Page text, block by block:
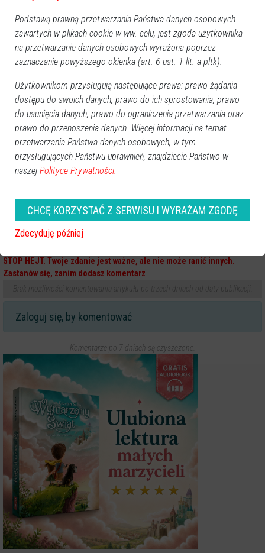
Zobacz również
Wasze opinie
STOP HEJT. Twoje zdanie jest ważne, ale nie może ranić innych.
Zastanów się, zanim dodasz komentarz
Zaloguj się, by komentować
Komentarze po 7 dniach są czyszczone.
Podstawą prawną przetwarzania Państwa danych osobowych
zawartych w plikach cookie w ww. celu, jest zgoda użytkownika
na przetwarzanie danych osobowych wyrażona poprzez
zaznaczanie powyższego okienka (art. 6 ust. 1 lit. a pltk).
Użytkownikom przysługują następujące prawa: prawo żądania
dostępu do swoich danych, prawo do ich sprostowania, prawo
do usunięcia danych, prawo do ograniczenia przetwarzania oraz
prawo do przenoszenia danych. Więcej informacji na temat
przetwarzania Państwa danych osobowych, w tym
przysługujących Państwu uprawnień, znajdziecie Państwo w
naszej Polityce Prywatności.
CHCĘ KORZYSTAĆ Z SERWISU I WYRAŻAM ZGODĘ
Zdecyduję później